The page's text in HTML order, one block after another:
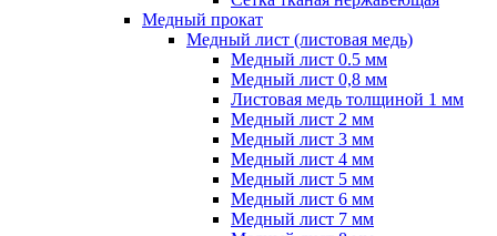
Медный прокат
Медный лист (листовая медь)
Медный лист 0.5 мм
Медный лист 0,8 мм
Листовая медь толщиной 1 мм
Медный лист 2 мм
Медный лист 3 мм
Медный лист 4 мм
Медный лист 5 мм
Медный лист 6 мм
Медный лист 7 мм